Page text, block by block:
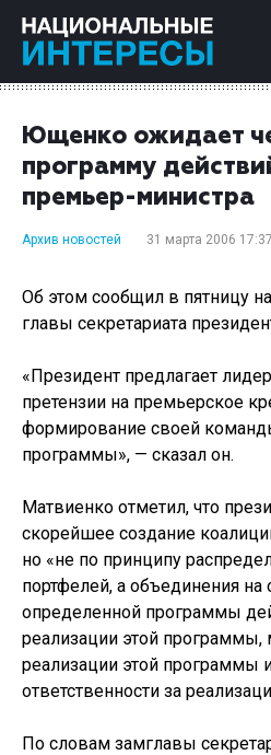
Ющенко ожидает
программу
премьер-министра
Архив новостей 31 марта 2006 17:37
Об этом сообщил в пятницу
главы секретариата
«Президент предлагает
претензии на премьерское
формирование своей
программы», — сказал он.
Матвиенко отметил, что
скорейшее создание
но «не по принципу
портфелей, а объединения на
определенной программы
реализации этой программы,
реализации этой программы
ответственности за
По словам замглавы